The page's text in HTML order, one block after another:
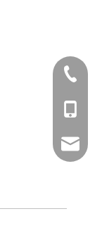
02-